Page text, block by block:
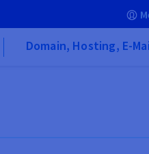
Domain, Hosting, E-